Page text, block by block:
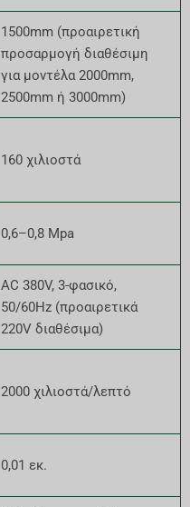
1500mm (προαιρετική
προσαρμογή διαθέσιμη
για μοντέλα 2000mm,
2500mm ή 3000mm)
160 χιλιοστά
0,6–0,8 Mpa
AC 380V, 3-φασικό,
50/60Hz (προαιρετικά
220V διαθέσιμα)
2000 χιλιοστά/λεπτό
0,01 εκ.